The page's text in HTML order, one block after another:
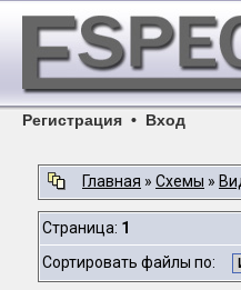
Регистрация • Вход
Главная » Схемы »
Страница: 1
Сортировать файлы по: